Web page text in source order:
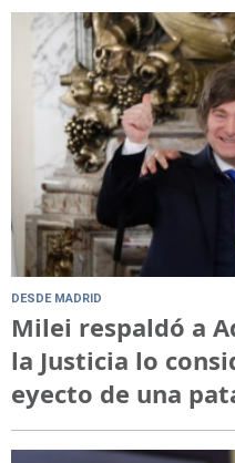
DESDE MADRID
Milei respaldó a
la Justicia lo
eyecto de una